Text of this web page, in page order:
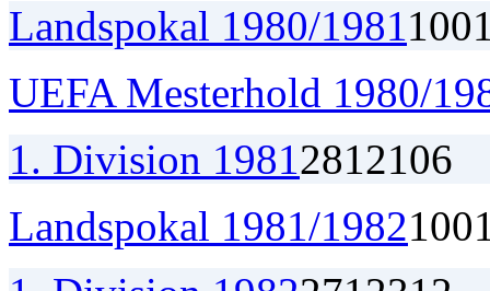
Landspokal 1980/1981100
UEFA Mesterhold 1980/
1. Division 19812812106
Landspokal 1981/1982100